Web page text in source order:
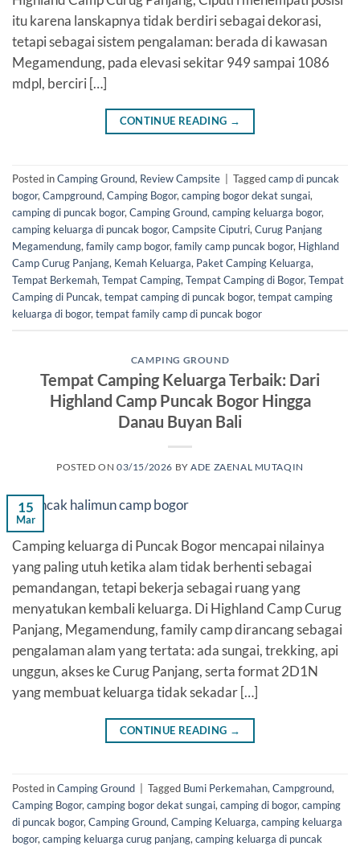
itu karena lanskapnya tidak berdiri sebagai dekorasi,
tetapi sebagai sistem pengalaman: berada di kawasan
Megamendung, pada elevasi sekitar 949 sampai 1086
mdpl, berciri […]
CONTINUE READING →
Posted inCamping Ground, Review Campsite Taggedcamp di puncak
bogor,Campground,Camping Bogor,camping bogor dekat sungai,
camping di puncak bogor,Camping Ground,camping keluarga bogor,
camping keluarga di puncak bogor,Campsite Ciputri,Curug Panjang
Megamendung,family camp bogor,family camp puncak bogor, Highland
Camp Curug Panjang, Kemah Keluarga, Paket Camping Keluarga,
Tempat Berkemah,Tempat Camping,Tempat Camping di Bogor,Tempat
Camping di Puncak,tempat camping di puncak bogor,tempat camping
keluarga di bogor,tempat family camp di puncak bogor
CAMPING GROUND
Tempat Camping Keluarga Terbaik: Dari
Highland Camp Puncak Bogor Hingga
Danau Buyan Bali
POSTED ON03/15/2026 BYADE ZAENAL MUTAQIN
15
Mar
Camping keluarga di Puncak Bogor mencapai nilainya
yang paling utuh ketika alam tidak berhenti sebagai
pemandangan, tetapi bekerja sebagai ruang yang
menyatukan kembali keluarga. Di Highland Camp Curug
Panjang, Megamendung, family camp dirancang sebagai
pengalaman alam yang tertata: ada sungai, trekking, api
unggun, akses ke Curug Panjang, serta format 2D1N
yang membuat keluarga tidak sekadar […]
CONTINUE READING →
Posted inCamping Ground Tagged Bumi Perkemahan, Campground,
Camping Bogor, camping bogor dekat sungai, camping di bogor, camping
di puncak bogor, Camping Ground, Camping Keluarga, camping keluarga
bogor, camping keluarga curug panjang, camping keluarga di puncak